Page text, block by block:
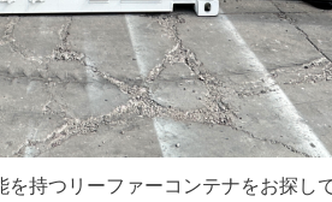
持つリーファーコンテナをお探し